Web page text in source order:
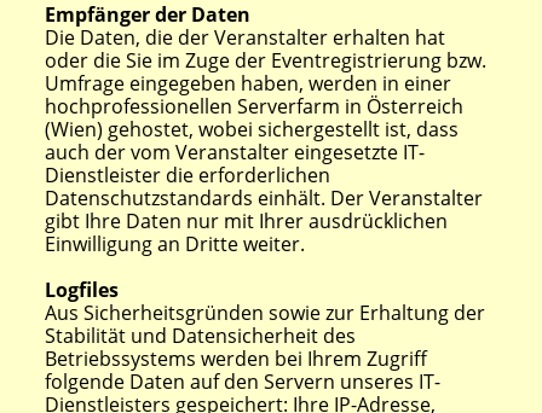
Empfänger der Daten
Die Daten, die der Veranstalter erhalten hat
oder die Sie im Zuge der Eventregistrierung bzw.
Umfrage eingegeben haben, werden in einer
hochprofessionellen Serverfarm in Österreich
(Wien) gehostet, wobei sichergestellt ist, dass
auch der vom Veranstalter eingesetzte IT-
Dienstleister die erforderlichen
Datenschutzstandards einhält. Der Veranstalter
gibt Ihre Daten nur mit Ihrer ausdrücklichen
Einwilligung an Dritte weiter.
Logfiles
Aus Sicherheitsgründen sowie zur Erhaltung der
Stabilität und Datensicherheit des
Betriebssystems werden bei Ihrem Zugriff
folgende Daten auf den Servern unseres IT-
Dienstleisters gespeichert: Ihre IP-Adresse,